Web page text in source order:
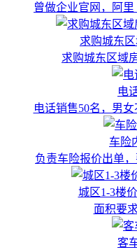
曾做企业官网，阿
求购城东
求购城东区域
电
电话销售50名，男
车险
负责车险报价出单
城区1-3楼
面积要
客